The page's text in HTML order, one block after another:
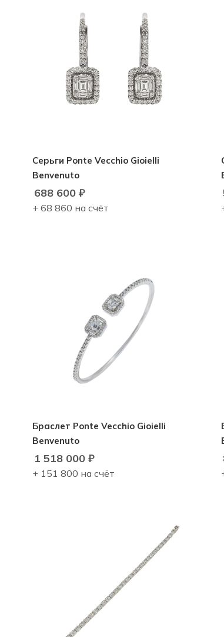
Серьги Ponte Vecchio Gioielli
Benvenuto
688 600 ₽
+ 68 860 на счёт
Браслет Ponte Vecchio Gioielli
Benvenuto
1 518 000 ₽
+ 151 800 на счёт